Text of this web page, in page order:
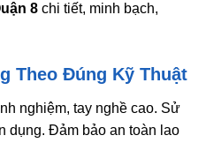
8 chi tiết, minh bạch,
Theo Đúng Kỹ Thuật
nghiệm, tay nghề cao. Sử
dụng. Đảm bảo an toàn lao